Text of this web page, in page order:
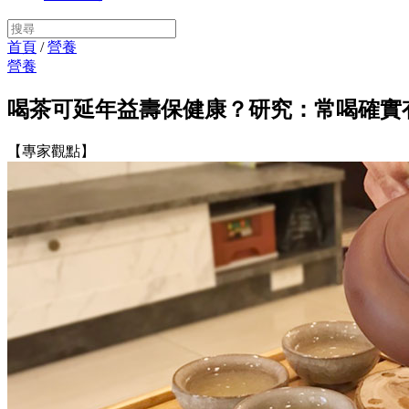
首頁 /營養
營養
喝茶可延年益壽保健康？研究：常喝確實
【專家觀點】